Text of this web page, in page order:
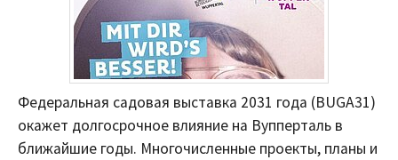
Федеральная садовая выставка 2031 года (BUGA31)
окажет долгосрочное влияние на Вупперталь в
ближайшие годы. Многочисленные проекты, планы и